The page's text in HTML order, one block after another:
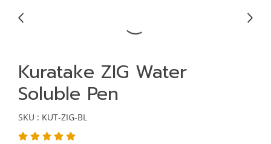
Kuratake ZIG Water
Soluble Pen
SKU : KUT-ZIG-BL